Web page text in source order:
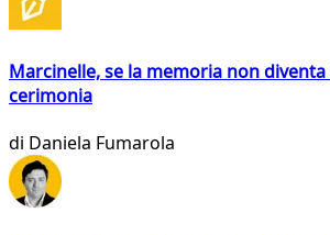
Marcinelle, se la memoria non
cerimonia
di Daniela Fumarola